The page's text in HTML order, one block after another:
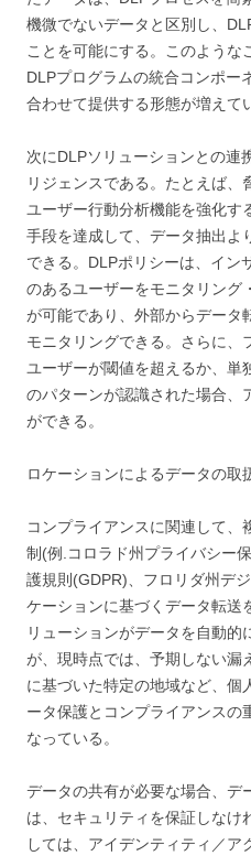
機微でないデータと区別し、
ことを可能にする。このような
DLPプログラムの統合コンポー
合わせて提供する形態が増えて
次にDLPソリューションとの連
リジェンスである。たとえば
ユーザー行動分析機能を強化す
手段を達成して、データ抽出よ
できる。DLPポリシーは、イン
のあるユーザーをモニタリング
が可能であり、外部からデータ
モニタリングできる。さらに、
ユーザーが閾値を超えるか、単
のパターンが認識された場合、
ができる。
ロケーションによるデータの取
コンプライアンスに関連して、
制(例.コロラド州プライバシー
護規則(GDPR)、フロリダ州デ
ケーションに基づくデータ転送
リューションがデータを自動的
が、現時点では、予期しない漏
に基づいた特定の地域など、個
ータ保護とコンプライアンスの
なっている。
データの共有が必要な場合、デ
は、セキュリティを保証しなけ
しては、アイデンティティ／ア